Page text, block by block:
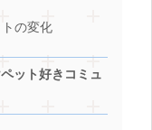
の変化
ット好きコミュ